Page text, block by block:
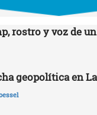
rostro y voz de
geopolítica en